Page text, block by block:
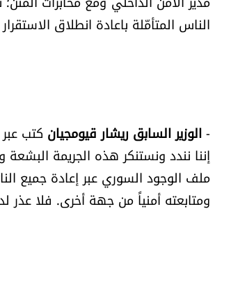
الناس المتأمّلة باعادة انطلاق
-الوزير السابق ريشار قيومجيان كتب
إننا نندد ونستنكر هذه الجريمة
ملف الوجود السوري عبر إعادة جميع
ومتابعته أمنياً من جهة أخرى. فلا عذر